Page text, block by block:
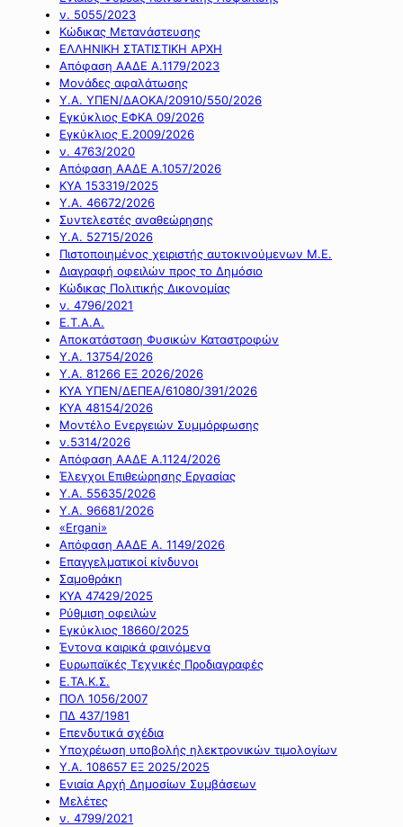
ν. 5055/2023
Κώδικας Μετανάστευσης
ΕΛΛΗΝΙΚΗ ΣΤΑΤΙΣΤΙΚΗ ΑΡΧΗ
Απόφαση ΑΑΔΕ Α.1179/2023
Μονάδες αφαλάτωσης
Υ.Α. ΥΠΕΝ/ΔΑΟΚΑ/20910/550/2026
Εγκύκλιος ΕΦΚΑ 09/2026
Εγκύκλιος Ε.2009/2026
ν. 4763/2020
Απόφαση ΑΑΔΕ Α.1057/2026
ΚΥΑ 153319/2025
Υ.Α. 46672/2026
Συντελεστές αναθεώρησης
Υ.Α. 52715/2026
Πιστοποιημένος χειριστής αυτοκινούμενων Μ.Ε.
Διαγραφή οφειλών προς το Δημόσιο
Κώδικας Πολιτικής Δικονομίας
ν. 4796/2021
Ε.Τ.Α.Α.
Αποκατάσταση Φυσικών Καταστροφών
Υ.Α. 13754/2026
Υ.Α. 81266 ΕΞ 2026/2026
ΚΥΑ ΥΠΕΝ/ΔΕΠΕΑ/61080/391/2026
ΚΥΑ 48154/2026
Μοντέλο Ενεργειών Συμμόρφωσης
ν.5314/2026
Απόφαση ΑΑΔΕ Α.1124/2026
Έλεγχοι Επιθεώρησης Εργασίας
Υ.Α. 55635/2026
Υ.Α. 96681/2026
«Ergani»
Απόφαση ΑΑΔΕ Α. 1149/2026
Επαγγελματικοί κίνδυνοι
Σαμοθράκη
ΚΥΑ 47429/2025
Ρύθμιση οφειλών
Εγκύκλιος 18660/2025
Έντονα καιρικά φαινόμενα
Ευρωπαϊκές Τεχνικές Προδιαγραφές
Ε.ΤΑ.Κ.Σ.
ΠΟΛ 1056/2007
ΠΔ 437/1981
Επενδυτικά σχέδια
Υποχρέωση υποβολής ηλεκτρονικών τιμολογίων
Υ.Α. 108657 ΕΞ 2025/2025
Ενιαία Αρχή Δημοσίων Συμβάσεων
Μελέτες
ν. 4799/2021